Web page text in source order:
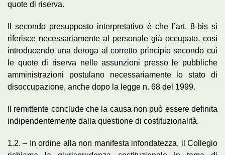
quote di riserva.
Il secondo presupposto interpretativo è che l’art. 8-bis si
riferisce necessariamente al personale già occupato, così
introducendo una deroga al corretto principio secondo cui
le quote di riserva nelle assunzioni presso le pubbliche
amministrazioni postulano necessariamente lo stato di
disoccupazione, anche dopo la legge n. 68 del 1999.
Il remittente conclude che la causa non può essere definita
indipendentemente dalla questione di costituzionalità.
1.2. – In ordine alla non manifesta infondatezza, il Collegio